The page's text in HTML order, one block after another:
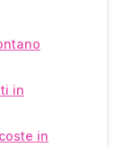
in
in